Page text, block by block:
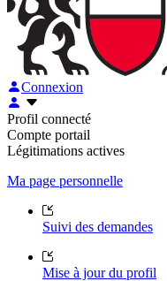
Connexion
Profil connecté
Compte portail
Légitimations actives
Ma page personnelle
Suivi des demandes
Mise à jour du profil